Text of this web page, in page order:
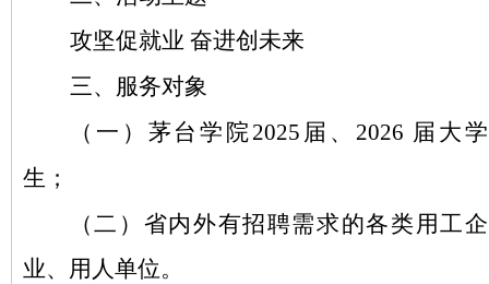
攻坚促就业 奋进创未来
三、服务对象
（一）茅台学院2025届、2026 届大学
生；
（二）省内外有招聘需求的各类用工企
业、用人单位。